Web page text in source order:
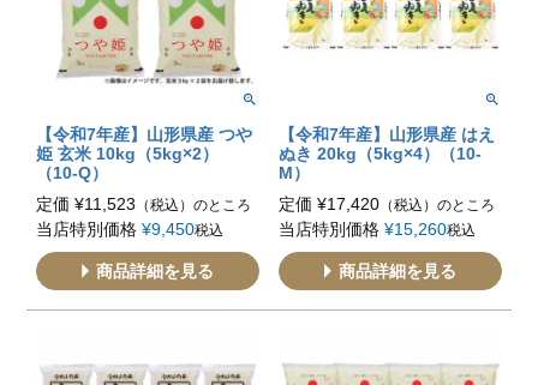
【令和7年産】山形県産 つや
姫 玄米 10kg（5kg×2）
（10-Q）
定価 ¥11,523 （税込）のところ
当店特別価格 ¥9,450税込
商品詳細を見る
【令和7年産】山形県産 はえ
ぬき 20kg（5kg×4）（10-
M）
定価 ¥17,420 （税込）のところ
当店特別価格 ¥15,260税込
商品詳細を見る